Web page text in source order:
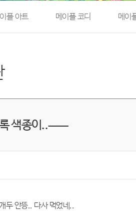
플 아트 메이플 코디 메이
색종이..ㅡㅡ
두 안뜽.. 다사 먹었네..